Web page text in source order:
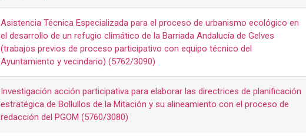
Asistencia Técnica Especializada para el proceso de urbanismo ecológico en
el desarrollo de un refugio climático de la Barriada Andalucía de Gelves
(trabajos previos de proceso participativo con equipo técnico del
Ayuntamiento y vecindario) (5762/3090)
Investigación acción participativa para elaborar las directrices de planificación
estratégica de Bollullos de la Mitación y su alineamiento con el proceso de
redacción del PGOM (5760/3080)